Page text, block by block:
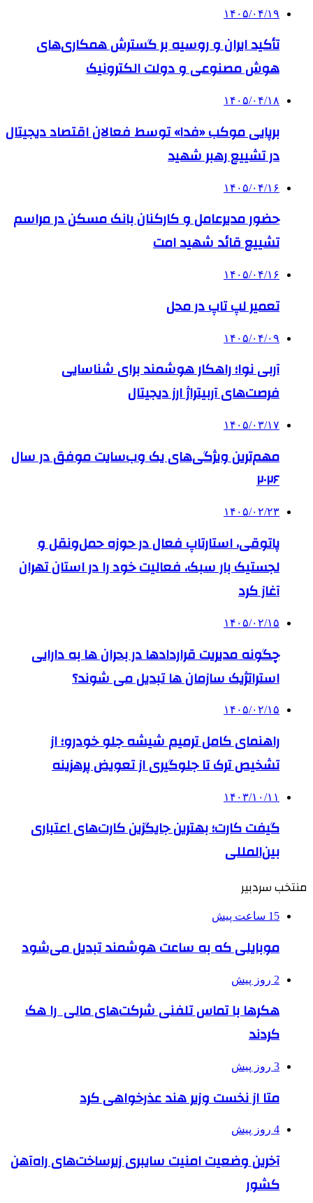
۱۴۰۵/۰۴/۱۹
تأکید ایران و روسیه بر گسترش همکاری‌های
هوش مصنوعی و دولت الکترونیک
۱۴۰۵/۰۴/۱۸
برپایی موکب «فدا» توسط فعالان اقتصاد دیجیتال
در تشییع رهبر شهید
۱۴۰۵/۰۴/۱۶
حضور مدیرعامل و کارکنان بانک مسکن در مراسم
تشییع قائد شهید امت
۱۴۰۵/۰۴/۱۶
تعمیر لپ تاپ در محل
۱۴۰۵/۰۴/۰۹
آربی نوا؛ راهکار هوشمند برای شناسایی
فرصت‌های آربیتراژ ارز دیجیتال
۱۴۰۵/۰۳/۱۷
مهم‌ترین ویژگی‌های یک وب‌سایت موفق در سال
۲۰۲۶
۱۴۰۵/۰۲/۲۳
پاتوقی، استارتاپ فعال در حوزه حمل‌ونقل و
لجستیک بار سبک، فعالیت خود را در استان تهران
آغاز کرد
۱۴۰۵/۰۲/۱۵
چگونه مدیریت قراردادها در بحران ها به دارایی
استراتژیک سازمان ها تبدیل می شوند؟
۱۴۰۵/۰۲/۱۵
راهنمای کامل ترمیم شیشه جلو خودرو؛ از
تشخیص ترک تا جلوگیری از تعویض پرهزینه
۱۴۰۳/۱۰/۱۱
گیفت کارت؛ بهترین جایگزین کارت‌های اعتباری
بین‌المللی
منتخب سردبیر
15 ساعت پیش
موبایلی که به ساعت هوشمند تبدیل می‌شود
2 روز پیش
هکرها با تماس تلفنی شرکت‌های مالی را هک
کردند
3 روز پیش
متا از نخست وزیر هند عذرخواهی کرد
4 روز پیش
آخرین وضعیت امنیت سایبری زیرساخت‌های راه‌آهن
کشور